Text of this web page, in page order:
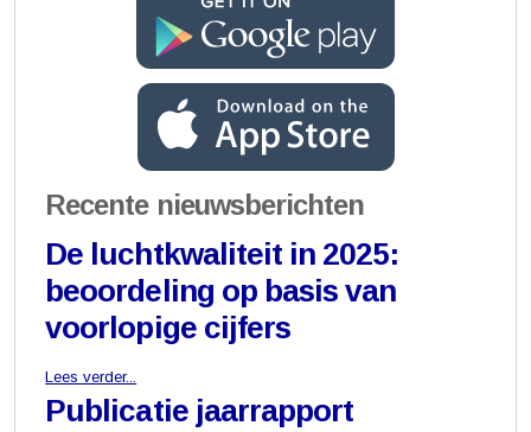
Recente nieuwsberichten
De luchtkwaliteit in 2025:
beoordeling op basis van
voorlopige cijfers
Lees verder...
Publicatie jaarrapport